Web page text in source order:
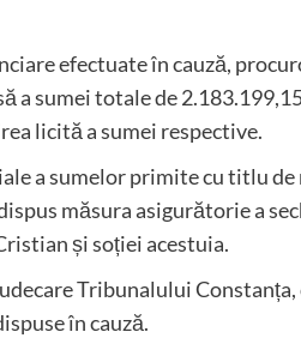
efectuate în cauză,
a sumei totale de
licită a sumei respective.
a sumelor primite cu titlu
măsura asigurătorie a
și soției acestuia.
Tribunalului
în cauză.